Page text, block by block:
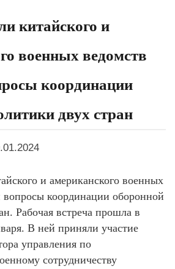
китайского и
военных ведомств
координации
двух стран
и американского военных
вопросы координации оборонной
Рабочая встреча прошла в
В ней приняли участие
управления по
сотрудничеству